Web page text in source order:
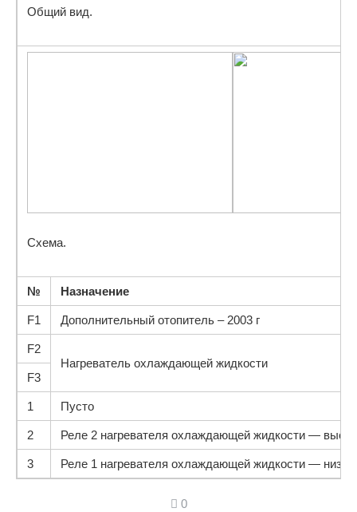
Общий вид.
Схема.
№ Назначение
F1 Дополнительный отопитель – 2003 г
F2
Нагреватель охлаждающей жидкости
F3
1 Пусто
2 Реле 2 нагревателя охлаждающей жидкости —
3 Реле 1 нагревателя охлаждающей жидкости —
0